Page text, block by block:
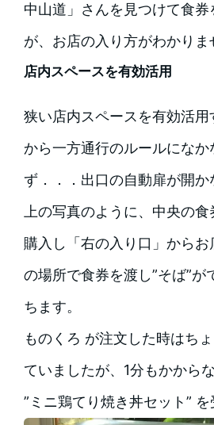
中山道」さんを見つけて食
が、お店の入り方がわかりま
店内スペースを有効活用
狭い店内スペースを有効活用
から一方通行のルールになか
ず．．．出口の自動扉が開か
上の写真のように、中央の食
購入し「右の入り口」から
の場所で食券を渡し”そば”が
ちます。
ものくろ が注文した時はち
ていましたが、1分もかから
”ミニ鶏てり焼き丼セット” を